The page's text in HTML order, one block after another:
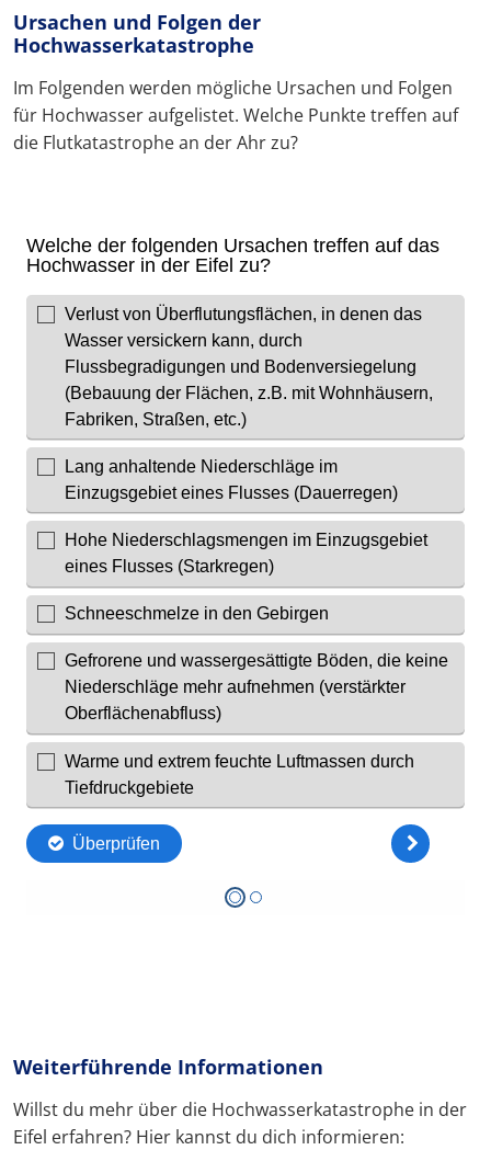
Ursachen und Folgen der
Hochwasserkatastrophe
Im Folgenden werden mögliche Ursachen und Folgen
für Hochwasser aufgelistet. Welche Punkte treffen auf
die Flutkatastrophe an der Ahr zu?
Weiterführende Informationen
Willst du mehr über die Hochwasserkatastrophe in der
Eifel erfahren? Hier kannst du dich informieren: